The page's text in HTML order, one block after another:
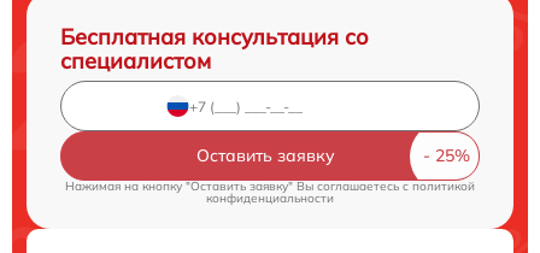
Бесплатная консультация со
специалистом
Оставить заявку
Нажимая на кнопку "Оставить заявку" Вы соглашаетесь cполитикой
конфиденциальности